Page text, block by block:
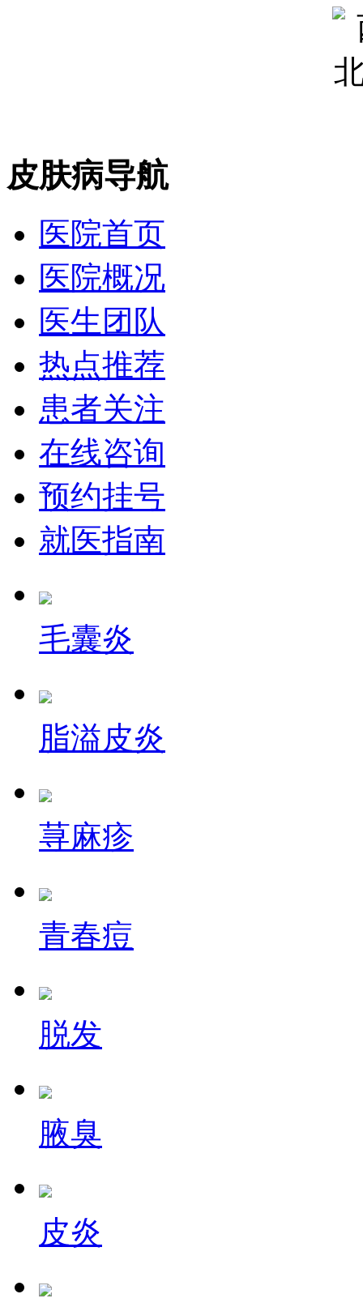
皮肤病导航
医院首页
医院概况
医生团队
热点推荐
患者关注
在线咨询
预约挂号
就医指南
毛囊炎
脂溢皮炎
荨麻疹
青春痘
脱发
腋臭
皮炎